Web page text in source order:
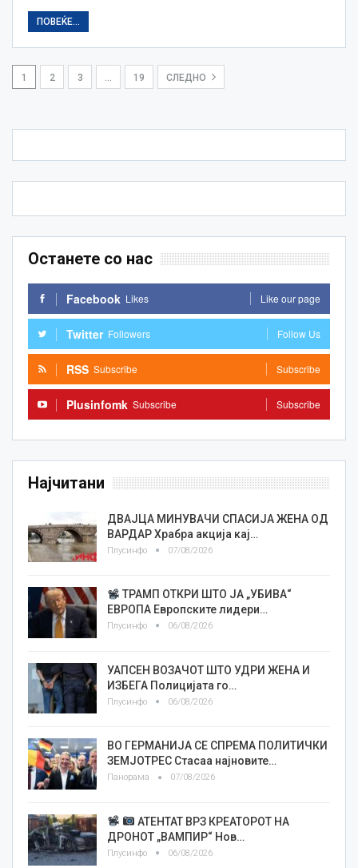
ПОВЕЌЕ...
1 2 3 19 СЛЕДНО
Останете со нас
Facebook Likes Like our page
Twitter Followers Follow Us
RSS Subscribe Subscribe
Plusinfomk Subscribe Subscribe
Најчитани
ДВАЈЦА МИНУВАЧИ СПАСИЈА ЖЕНА ОД
ВАРДАР Храбра акција кај…
Плусинфо 07/08/2026
ТРАМП ОТКРИ ШТО ЈА „УБИВА“
ЕВРОПА Европските лидери…
Плусинфо 06/08/2026
УАПСЕН ВОЗАЧОТ ШТО УДРИ ЖЕНА И
ИЗБЕГА Полицијата го…
Плусинфо 06/08/2026
ВО ГЕРМАНИЈА СЕ СПРЕМА ПОЛИТИЧКИ
ЗЕМЈОТРЕС Стасаа најновите…
Панорама 07/08/2026
АТЕНТАТ ВРЗ КРЕАТОРОТ НА
ДРОНОТ „ВАМПИР“ Нов…
Плусинфо 06/08/2026